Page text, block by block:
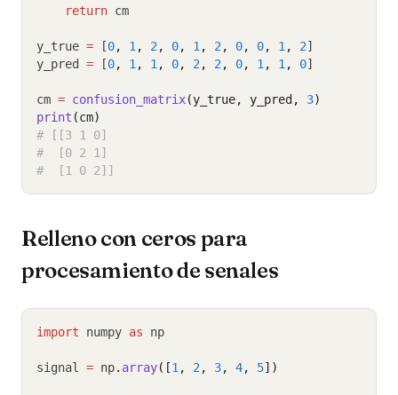
return cm
y_true = [0, 1 , 2 , 0, 1 , 2 , 0, 0, 1 , 2]
y_pred = [0, 1 , 1 , 0, 2 , 2 , 0, 1 , 1 , 0]
cm = confusion_matrix(y_true, y_pred, 3)
print (cm)
# [[3 1 0]
#  [0 2 1]
#  [1 0 2]]
Relleno con ceros para
procesamiento de senales
import numpy as np
signal = np. array([1 , 2 , 3, 4, 5])